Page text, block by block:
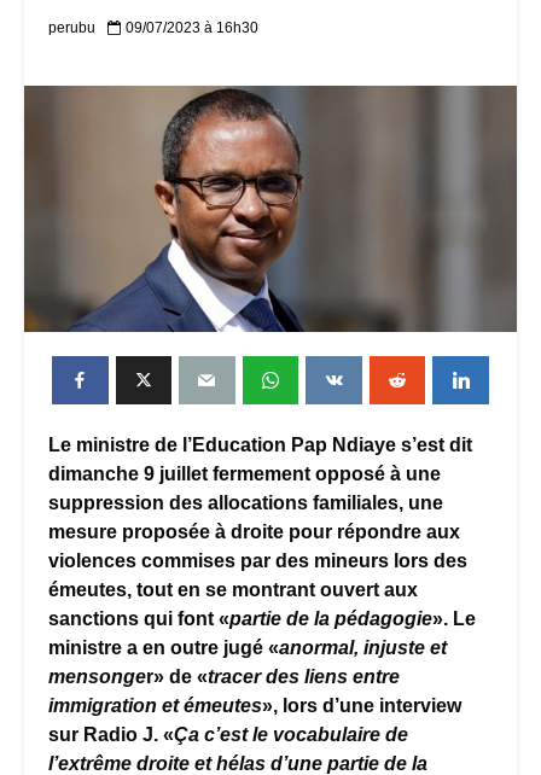
perubu 09/07/2023 à 16h30
Le ministre de l’Education Pap Ndiaye s’est dit
dimanche 9 juillet fermement opposé à une
suppression des allocations familiales, une
mesure proposée à droite pour répondre aux
violences commises par des mineurs lors des
émeutes, tout en se montrant ouvert aux
sanctions qui font «partie de la pédagogie». Le
ministre a en outre jugé «anormal, injuste et
mensonger» de «tracer des liens entre
immigration et émeutes», lors d’une interview
sur Radio J. «Ça c’est le vocabulaire de
l’extrême droite et hélas d’une partie de la